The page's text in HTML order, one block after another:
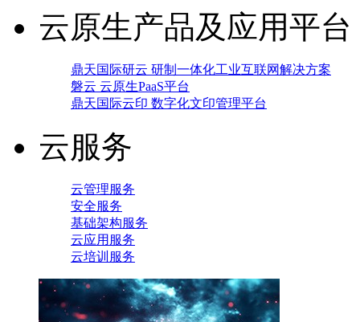
云原生产品及应用平台
鼎天国际研云 研制一体化工业互联网解决方案
磐云 云原生PaaS平台
鼎天国际云印 数字化文印管理平台
云服务
云管理服务
安全服务
基础架构服务
云应用服务
云培训服务